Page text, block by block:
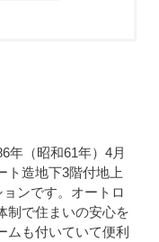
年（昭和61年）4月
ト造地下3階付地上
ンです。オートロ
制で住まいの安心を
ムも付いていて便利